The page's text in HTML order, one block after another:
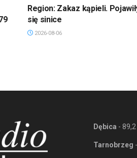
Region: Zakaz kąpieli.
się sinice
2026-08-06
Dębica -
Tarnobrzeg